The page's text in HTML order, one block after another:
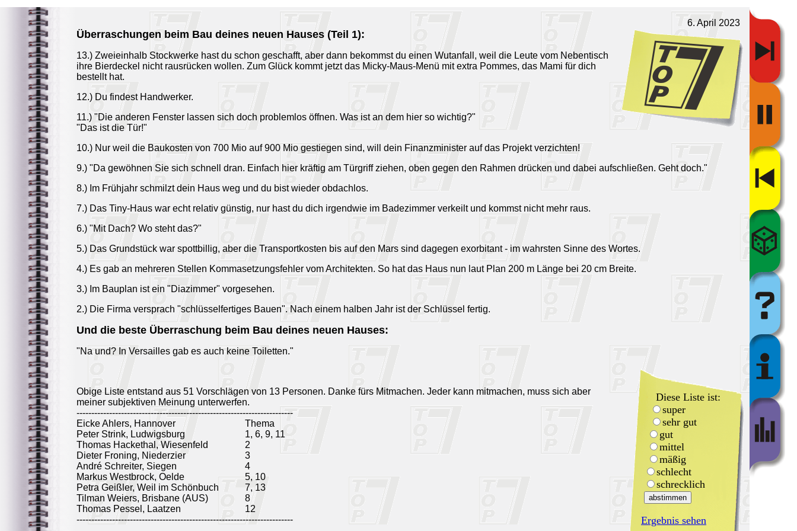
6. April 2023
Überraschungen beim Bau deines neuen Hauses (Teil 1):
13.) Zweieinhalb Stockwerke hast du schon geschafft, aber dann bekommst du einen Wutanfall, weil die Leute vom Nebentisch
ihre Bierdeckel nicht rausrücken wollen. Zum Glück kommt jetzt das Micky-Maus-Menü mit extra Pommes, das Mami für dich
bestellt hat.
12.) Du findest Handwerker.
11.) "Die anderen Fenster lassen sich doch problemlos öffnen. Was ist an dem hier so wichtig?"
"Das ist die Tür!"
10.) Nur weil die Baukosten von 700 Mio auf 900 Mio gestiegen sind, will dein Finanzminister auf das Projekt verzichten!
9.) "Da gewöhnen Sie sich schnell dran. Einfach hier kräftig am Türgriff ziehen, oben gegen den Rahmen drücken und dabei aufschließen. Geht doch."
8.) Im Frühjahr schmilzt dein Haus weg und du bist wieder obdachlos.
7.) Das Tiny-Haus war echt relativ günstig, nur hast du dich irgendwie im Badezimmer verkeilt und kommst nicht mehr raus.
6.) "Mit Dach? Wo steht das?"
5.) Das Grundstück war spottbillig, aber die Transportkosten bis auf den Mars sind dagegen exorbitant - im wahrsten Sinne des Wortes.
4.) Es gab an mehreren Stellen Kommasetzungsfehler vom Architekten. So hat das Haus nun laut Plan 200 m Länge bei 20 cm Breite.
3.) Im Bauplan ist ein "Diazimmer" vorgesehen.
2.) Die Firma versprach "schlüsselfertiges Bauen". Nach einem halben Jahr ist der Schlüssel fertig.
Und die beste Überraschung beim Bau deines neuen Hauses:
"Na und? In Versailles gab es auch keine Toiletten."
Obige Liste entstand aus 51 Vorschlägen von 13 Personen. Danke fürs Mitmachen. Jeder kann mitmachen, muss sich aber
meiner subjektiven Meinung unterwerfen.
-------------------------------------------------------------------------
Eicke Ahlers, Hannover
Thema
Peter Strink, Ludwigsburg
1, 6, 9, 11
Thomas Hackethal, Wiesenfeld
2
Dieter Froning, Niederzier
3
André Schreiter, Siegen
4
Markus Westbrock, Oelde
5, 10
Petra Geißler, Weil im Schönbuch
7, 13
Tilman Weiers, Brisbane (AUS)
8
Thomas Pessel, Laatzen
12
-------------------------------------------------------------------------
Diese Liste ist:
super
sehr gut
gut
mittel
mäßig
schlecht
schrecklich
Ergebnis sehen